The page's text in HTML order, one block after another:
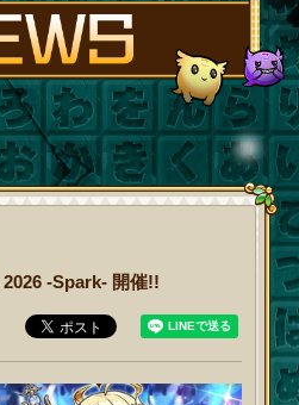
FAQ
-Spark- 開催!!